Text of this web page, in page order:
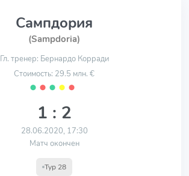
Сампдория
(Sampdoria)
Гл. тренер: Бернардо Корради
Стоимость: 29.5 млн. €
⬤ ⬤ ⬤ ⬤ ⬤
1 : 2
28.06.2020, 17:30
Матч окончен
Тур 28